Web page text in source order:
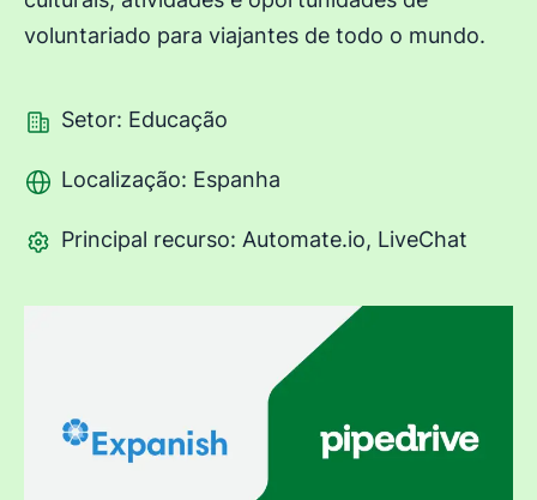
voluntariado para viajantes de todo o mundo.
Setor: Educação
Localização: Espanha
Principal recurso: Automate.io, LiveChat